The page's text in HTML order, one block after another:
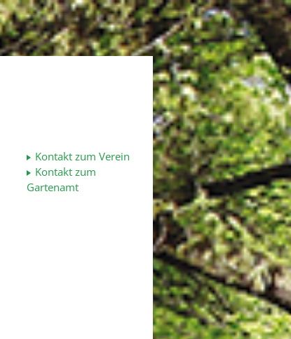
Kontakt zum Verein
Kontakt zum
Gartenamt